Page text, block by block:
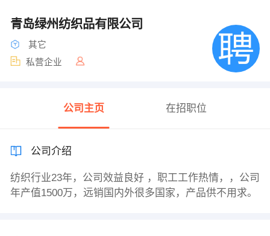
青岛绿州纺织品有限公司
其它
私营企业
公司主页 在招职位
公司介绍
纺织行业23年，公司效益良好 ，职工工作热情，，公司
年产值1500万，远销国内外很多国家，产品供不用求。